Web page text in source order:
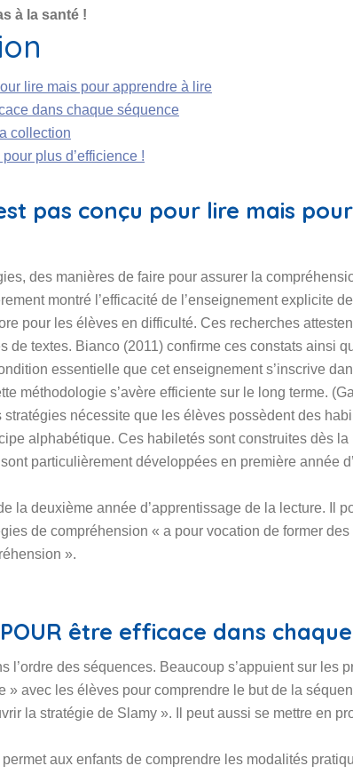
à la santé !
lire mais pour apprendre à lire
dans chaque séquence
collection
plus d’efficience !
pas conçu pour lire mais
des manières de faire pour assurer la
montré l’efficacité de l’enseignement explicite
pour les élèves en difficulté. Ces recherches
de textes. Bianco (2011) confirme ces constats ainsi
essentielle que cet enseignement s’inscrive
méthodologie s’avère efficiente sur le long terme.
stratégies nécessite que les élèves possèdent des
alphabétique. Ces habiletés sont construites dès la
particulièrement développées en première année
la deuxième année d’apprentissage de la lecture. Il
de compréhension « a pour vocation de former
».
être efficace dans
l’ordre des séquences. Beaucoup s’appuient sur les
» avec les élèves pour comprendre le but de la
la stratégie de Slamy ». Il peut aussi se mettre en
aux enfants de comprendre les modalités